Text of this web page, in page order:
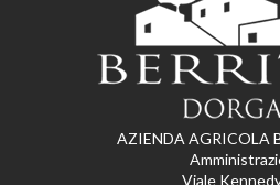
AZIENDA AGRICOLA
Viale